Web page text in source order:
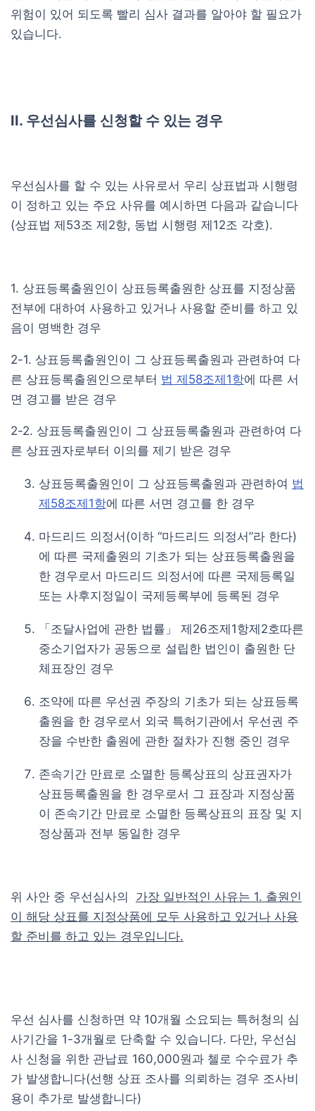
위험이 있어 되도록 빨리 심사 결과를 알아야 할 필요가
있습니다.
II. 우선심사를 신청할 수 있는 경우
우선심사를 할 수 있는 사유로서 우리 상표법과 시행령
이 정하고 있는 주요 사유를 예시하면 다음과 같습니다
(상표법 제53조 제2항, 동법 시행령 제12조 각호).
1. 상표등록출원인이 상표등록출원한 상표를 지정상품
전부에 대하여 사용하고 있거나 사용할 준비를 하고 있
음이 명백한 경우
2-1. 상표등록출원인이 그 상표등록출원과 관련하여 다
른 상표등록출원인으로부터 법 제58조제1항에 따른 서
면 경고를 받은 경우
2-2. 상표등록출원인이 그 상표등록출원과 관련하여 다
른 상표권자로부터 이의를 제기 받은 경우
상표등록출원인이 그 상표등록출원과 관련하여 법
제58조제1항에 따른 서면 경고를 한 경우
마드리드 의정서(이하 “마드리드 의정서”라 한다)
에 따른 국제출원의 기초가 되는 상표등록출원을
한 경우로서 마드리드 의정서에 따른 국제등록일
또는 사후지정일이 국제등록부에 등록된 경우
「조달사업에 관한 법률」 제26조제1항제2호따른
중소기업자가 공동으로 설립한 법인이 출원한 단
체표장인 경우
조약에 따른 우선권 주장의 기초가 되는 상표등록
출원을 한 경우로서 외국 특허기관에서 우선권 주
장을 수반한 출원에 관한 절차가 진행 중인 경우
존속기간 만료로 소멸한 등록상표의 상표권자가
상표등록출원을 한 경우로서 그 표장과 지정상품
이 존속기간 만료로 소멸한 등록상표의 표장 및 지
정상품과 전부 동일한 경우
위 사안 중 우선심사의 가장 일반적인 사유는 1. 출원인
이 해당 상표를 지정상품에 모두 사용하고 있거나 사용
할 준비를 하고 있는 경우입니다.
우선 심사를 신청하면 약 10개월 소요되는 특허청의 심
사기간을 1-3개월로 단축할 수 있습니다. 다만, 우선심
사 신청을 위한 관납료 160,000원과 첼로 수수료가 추
가 발생합니다(선행 상표 조사를 의뢰하는 경우 조사비
용이 추가로 발생합니다)